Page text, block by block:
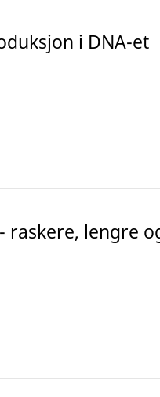
i DNA-et
raskere, lengre